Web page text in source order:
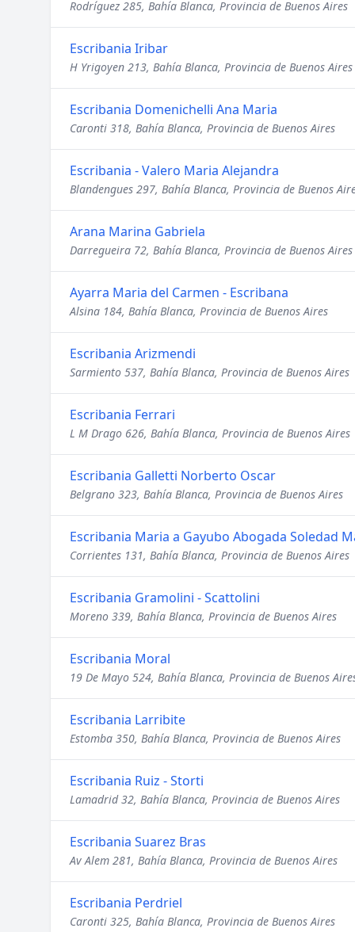
Rodríguez 285, Bahía Blanca, Provincia de Buenos Aires
Escribania Iribar
H Yrigoyen 213, Bahía Blanca, Provincia de Buenos Aires
Escribania Domenichelli Ana Maria
Caronti 318, Bahía Blanca, Provincia de Buenos Aires
Escribania - Valero Maria Alejandra
Blandengues 297, Bahía Blanca, Provincia de Buenos
Arana Marina Gabriela
Darregueira 72, Bahía Blanca, Provincia de Buenos Aires
Ayarra Maria del Carmen - Escribana
Alsina 184, Bahía Blanca, Provincia de Buenos Aires
Escribania Arizmendi
Sarmiento 537, Bahía Blanca, Provincia de Buenos Aires
Escribania Ferrari
L M Drago 626, Bahía Blanca, Provincia de Buenos Aires
Escribania Galletti Norberto Oscar
Belgrano 323, Bahía Blanca, Provincia de Buenos Aires
Escribania Maria a Gayubo Abogada Soledad
Corrientes 131, Bahía Blanca, Provincia de Buenos Aires
Escribania Gramolini - Scattolini
Moreno 339, Bahía Blanca, Provincia de Buenos Aires
Escribania Moral
19 De Mayo 524, Bahía Blanca, Provincia de Buenos
Escribania Larribite
Estomba 350, Bahía Blanca, Provincia de Buenos Aires
Escribania Ruiz - Storti
Lamadrid 32, Bahía Blanca, Provincia de Buenos Aires
Escribania Suarez Bras
Av Alem 281, Bahía Blanca, Provincia de Buenos Aires
Escribania Perdriel
Caronti 325, Bahía Blanca, Provincia de Buenos Aires